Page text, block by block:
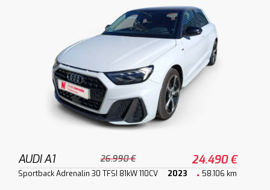
AUDI A1 26.990 € 24.490 €
Sportback Adrenalin 30 TFSI 81kW 110CV 2023 58.106 km